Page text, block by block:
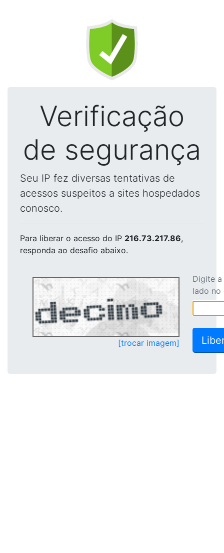
Verificação
de segurança
Seu IP fez diversas tentativas de
acessos suspeitos a sites hospedados
conosco.
Para liberar o acesso do IP 216.73.217.86,
responda ao desafio abaixo.
[trocar imagem]
Digite
lado no